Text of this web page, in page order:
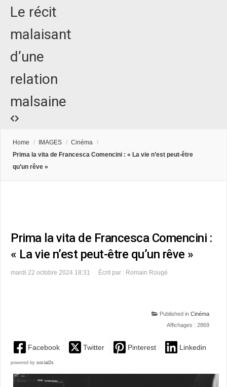
Le récit
malaisant
d’une
relation
malsaine
Home / IMAGES / Cinéma /
Prima la vita de Francesca Comencini : « La vie n’est peut-être
qu’un rêve »
Prima la vita de Francesca Comencini :
« La vie n’est peut-être qu’un rêve »
mardi 22 octobre 2024 18:31 Écrit par : Romain Rougé
Published in Cinéma
Affichages : 2869
Facebook Twitter Pinterest Linkedin
powered by social2s